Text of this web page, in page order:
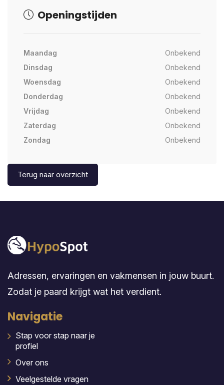
Openingstijden
Maandag
Onbekend
Dinsdag
Onbekend
Woensdag
Onbekend
Donderdag
Onbekend
Vrijdag
Onbekend
Zaterdag
Onbekend
Zondag
Onbekend
Terug naar overzicht
Adressen, ervaringen en vakmensen in jouw buurt.
Zodat je paard krijgt wat het verdient.
Navigatie
Stap voor stap naar je
profiel
Over ons
Veelgestelde vragen